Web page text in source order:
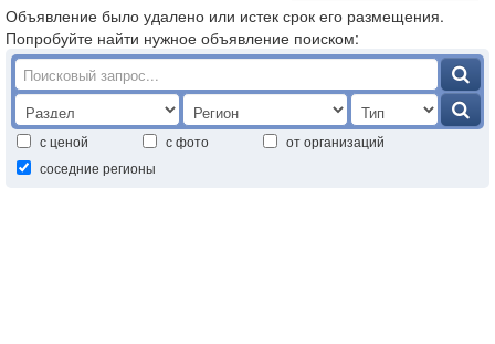
Объявление было удалено или истек срок его размещения.
Попробуйте найти нужное объявление поиском:
с ценой с фото
от организаций
соседние регионы